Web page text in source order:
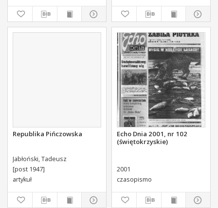
Swoiey Roku Panskiego
1775 [...] Wydany.
Republika Pińczowska
Jabłoński, Tadeusz
[post 1947]
artykuł
Echo Dnia 2001, nr 102
(świętokrzyskie)
2001
czasopismo